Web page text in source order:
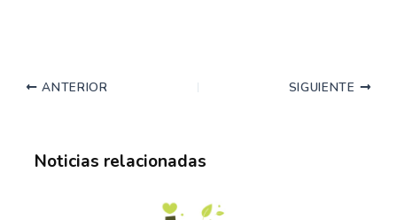
ANTERIOR SIGUIENTE
Noticias relacionadas